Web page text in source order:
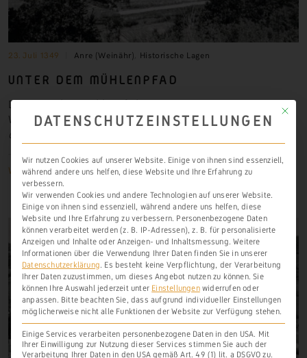
23. Juli 1349 Anre (Weinähr) Historische Lagen
UNTER DEM MÜHLENPFAD
DieUnter dem Mühlenpfadbezeichnete Lage eines
Weinbergs beiWeinähr wird im Jahr 1349 als under
dem Mühlenphade
Weiterlesen
Mit
DATENSCHUTZEINSTELLUNGEN
Wir nutzen Cookies auf unserer Website. Einige von ihnen sind essenziell,
während andere uns helfen, diese Website und Ihre Erfahrung zu
verbessern.
Wir verwenden Cookies und andere Technologien auf unserer Website.
Einige von ihnen sind essenziell, während andere uns helfen, diese
Website und Ihre Erfahrung zu verbessern. Personenbezogene Daten
können verarbeitet werden (z. B. IP-Adressen), z. B. für personalisierte
Anzeigen und Inhalte oder Anzeigen- und Inhaltsmessung. Weitere
Informationen über die Verwendung Ihrer Daten finden Sie in unserer
Datenschutzerklärung Es besteht keine Verpflichtung, der Verarbeitung
Ihrer Daten zuzustimmen, um dieses Angebot nutzen zu können. Sie
können Ihre Auswahl jederzeit unter Einstellungenwiderrufen oder
anpassen. Bitte beachten Sie, dass aufgrund individueller Einstellungen
möglicherweise nicht alle Funktionen der Website zur Verfügung stehen.
Einige Services verarbeiten personenbezogene Daten in den USA. Mit
Ihrer Einwilligung zur Nutzung dieser Services stimmen Sie auch der
Verarbeitung Ihrer Daten in den USA gemäß Art. 49 (1) lit. a DSGVO zu.